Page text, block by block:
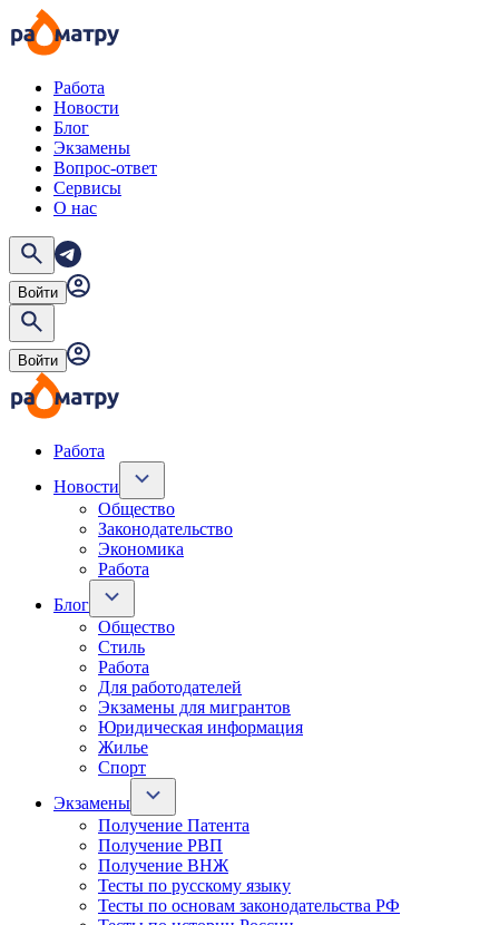
Работа
Новости
Блог
Экзамены
Вопрос-ответ
Сервисы
О нас
Войти
Войти
Работа
Новости
Общество
Законодательство
Экономика
Работа
Блог
Общество
Стиль
Работа
Для работодателей
Экзамены для мигрантов
Юридическая информация
Жилье
Спорт
Экзамены
Получение Патента
Получение РВП
Получение ВНЖ
Тесты по русскому языку
Тесты по основам законодательства РФ